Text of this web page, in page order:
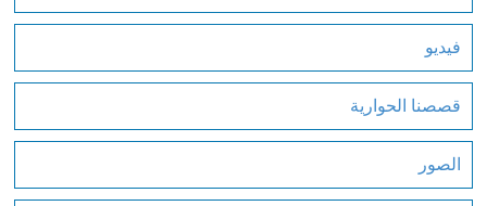
فيديو
قصصنا الحوارية
الصور